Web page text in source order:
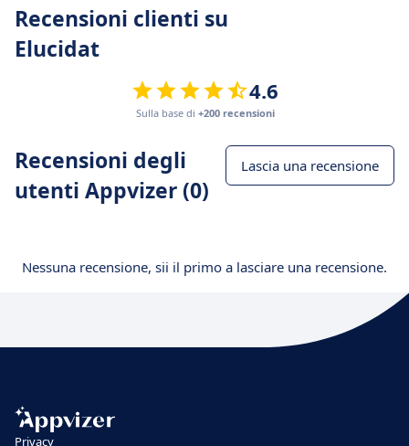
Recensioni clienti su
Elucidat
4.6
Sulla base di +200 recensioni
Recensioni degli
utenti Appvizer (0)
Lascia una recensione
Nessuna recensione, sii il primo a lasciare una recensione.
Privacy